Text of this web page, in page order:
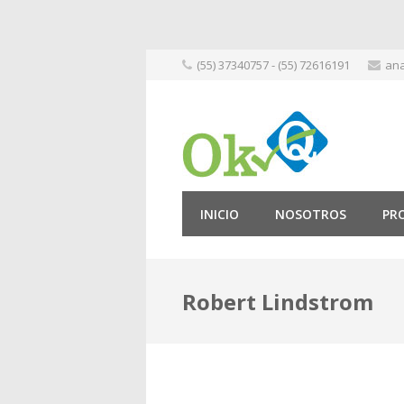
(55) 37340757 - (55) 72616191
INICIO NOSOTROS
Robert Lindstrom